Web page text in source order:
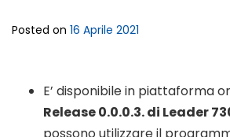
Posted on 16 Aprile 2021
E’ disponibile in piattaforma
Release 0.0.0.3. di Leader